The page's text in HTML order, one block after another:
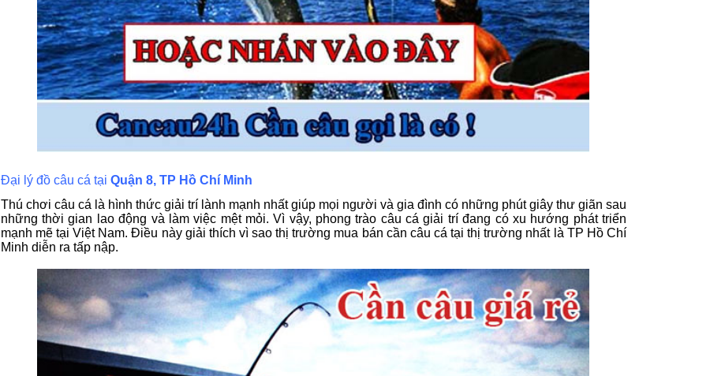
Đại lý đồ câu cá tại Quận 8, TP Hồ Chí Minh
Thú chơi câu cá là hình thức giải trí lành mạnh nhất giúp mọi người và gia đình có những phút giây thư giãn sau
những thời gian lao động và làm việc mệt mỏi. Vì vậy, phong trào câu cá giải trí đang có xu hướng phát triển
mạnh mẽ tại Việt Nam. Điều này giải thích vì sao thị trường mua bán cần câu cá tại thị trường nhất là TP Hồ Chí
Minh diễn ra tấp nập.